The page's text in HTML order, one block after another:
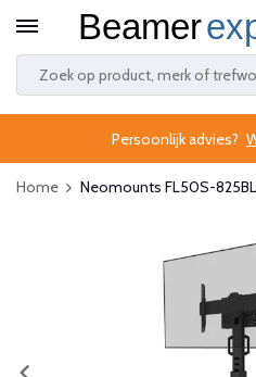
Persoonlijk advies?
Home Neomounts FL50S-